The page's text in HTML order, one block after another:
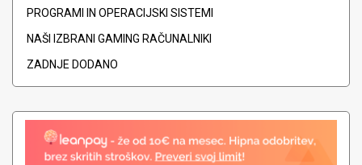
PROGRAMI IN OPERACIJSKI SISTEMI
NAŠI IZBRANI GAMING RAČUNALNIKI
ZADNJE DODANO